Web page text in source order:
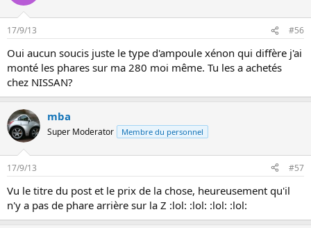
17/9/13 #56
Oui aucun soucis juste le type d'ampoule xénon qui diffère j'ai
monté les phares sur ma 280 moi même. Tu les a achetés
chez NISSAN?
mba
Super Moderator Membre du personnel
17/9/13 #57
Vu le titre du post et le prix de la chose, heureusement qu'il
n'y a pas de phare arrière sur la Z :lol: :lol: :lol: :lol: